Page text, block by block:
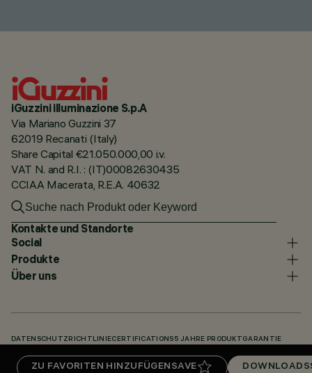
ZU FAVORITEN HINZUFÜGEN SAVE DOWNLOADS
iGuzzini illuminazione S.p.A
Via Mariano Guzzini 37
62019 Recanati (Italy)
Share Capital €21.050.000,00 i.v.
VAT N. and R.I. : (IT)00082630435
CCIAA Macerata, R.E.A. 40632
Kontakte und Standorte
Social
Produkte
Über uns
DATENSCHUTZRICHTLINIECERTIFICATIONS 5 JAHRE PRODUKTGARANTIE
UNSERE CODES KNOWLEDGE BASE (LOGIN REQUIRED) DOWNLOADS